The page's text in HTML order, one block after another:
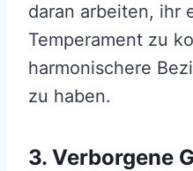
daran arbeiten, ihr
Temperament zu
harmonischere
zu haben.
3. Verborgene